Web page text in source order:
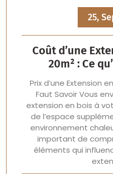
25,
Coût d’une
20m² : Ce
Prix d’une Extension
Faut Savoir Vous
extension en bois à
de l’espace
environnement
important de
éléments qui